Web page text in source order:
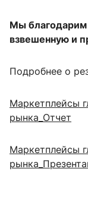
Мы благодарим
взвешенную и
Подробнее о
Маркетплейсы
рынка_Отчет
Маркетплейсы